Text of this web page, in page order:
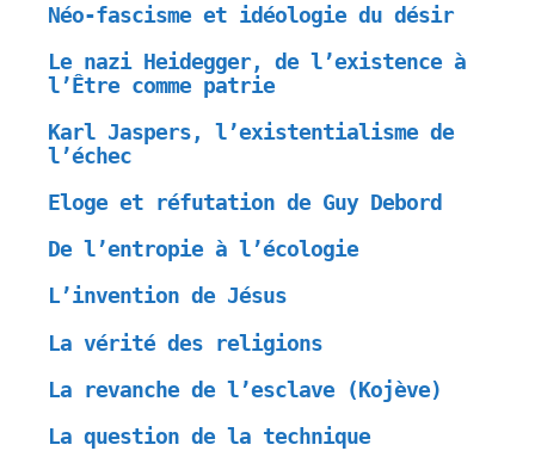
Néo-fascisme et idéologie du désir
Le nazi Heidegger, de l’existence à
l’Être comme patrie
Karl Jaspers, l’existentialisme de
l’échec
Eloge et réfutation de Guy Debord
De l’entropie à l’écologie
L’invention de Jésus
La vérité des religions
La revanche de l’esclave (Kojève)
La question de la technique